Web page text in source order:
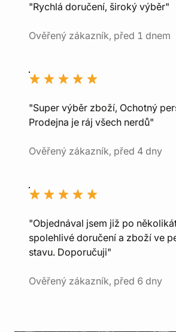
"Rychlá doručení, široký výběr"
Ověřený zákazník, před 1 dnem
"Super výběr zboží, Ochotný
Prodejna je ráj všech nerdů"
Ověřený zákazník, před 4 dny
"Objednával jsem již po
spolehlivé doručení a zboží ve
stavu. Doporučuji"
Ověřený zákazník, před 6 dny